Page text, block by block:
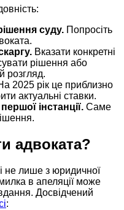
суду. Попросіть
Вказати конкретні
рішення або
розгляд.
2025 рік це приблизно
актуальні ставки.
інстанції. Саме
адвоката?
не лише з юридичної
в апеляції може
Досвідчений
: